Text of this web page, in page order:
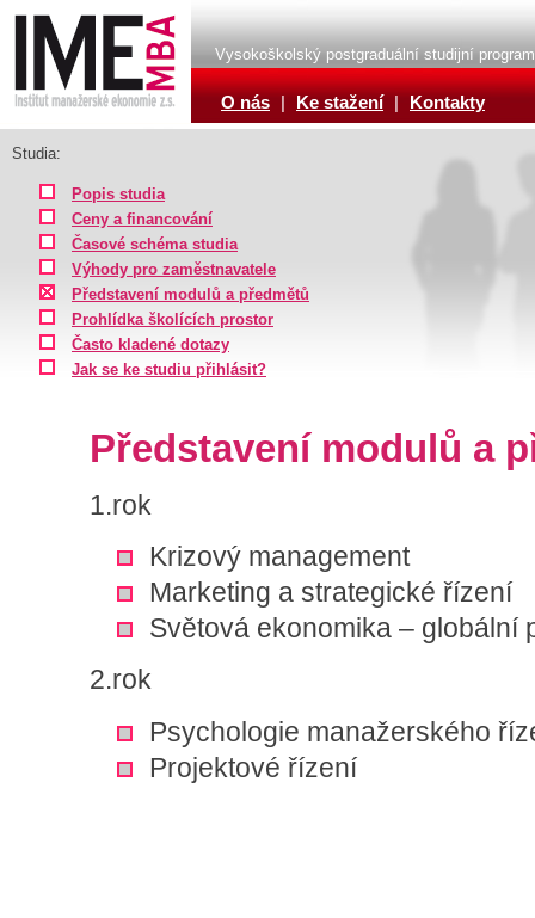
Vysokoškolský postgraduální studijní
O nás Ke stažení Kontakty
Studia:
Popis studia
Ceny a financování
Časové schéma studia
Výhody pro zaměstnavatele
Představení modulů a předmětů
Prohlídka školících prostor
Často kladené dotazy
Jak se ke studiu přihlásit?
Představení modulů a
1.rok
Krizový management
Marketing a strategické řízení
Světová ekonomika – globální
2.rok
Psychologie manažerského
Projektové řízení